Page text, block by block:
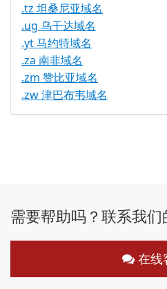
.tz 坦桑尼亚域名
.ug 乌干达域名
.yt 马约特域名
.za 南非域名
.zm 赞比亚域名
.zw 津巴布韦域名
需要帮助吗？联系我们
在线